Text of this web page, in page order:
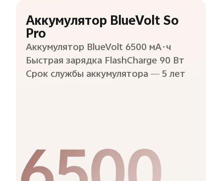
Аккумулятор BlueVolt So
Pro
Аккумулятор BlueVolt 6500 мА·ч
Быстрая зарядка FlashCharge 90 Вт
Срок службы аккумулятора — 5 лет